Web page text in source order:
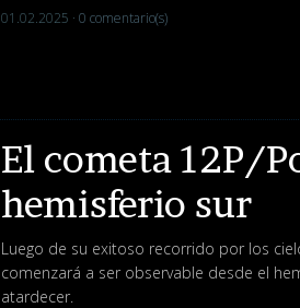
01.02.2025 · 0 comentario(s)
El cometa 12P/
hemisferio sur
Luego de su exitoso recorrido por los
comenzará a ser observable desde el
atardecer.